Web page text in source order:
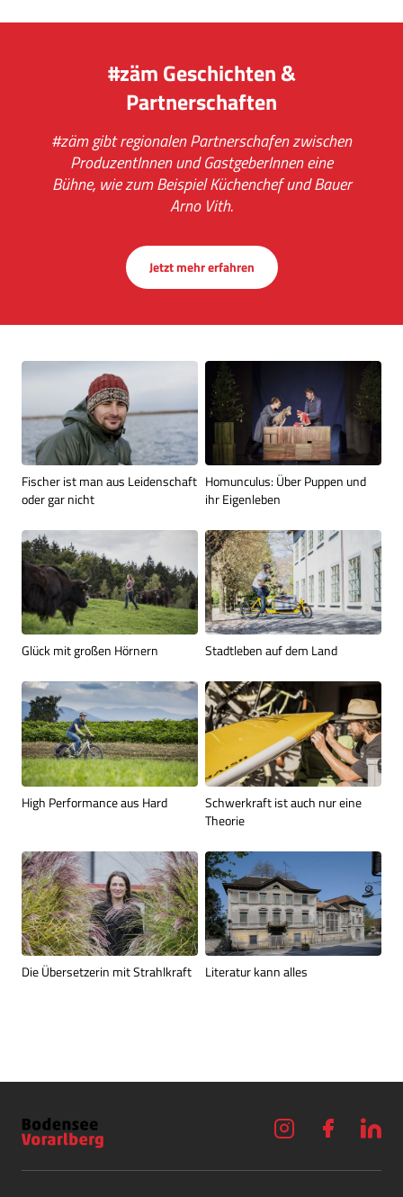
#zäm Geschichten &
Partnerschaften
#zäm gibt regionalen Partnerschafen zwischen
ProduzentInnen und GastgeberInnen eine
Bühne, wie zum Beispiel Küchenchef und Bauer
Arno Vith.
Jetzt mehr erfahren
Fischer ist man aus Leiden­schaft
oder gar nicht
Homunculus: Über Puppen und
ihr Eigenleben
Glück mit großen Hörnern Stadtleben auf dem Land
High Performance aus Hard
Schwerkraft ist auch nur eine
Theorie
Die Übersetzerin mit Strahlkraft Literatur kann alles